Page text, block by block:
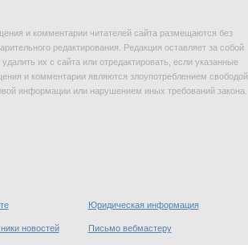
и комментарии читателей сайта размещаются без
редактирования. Редакция оставляет за собой
удалить их с сайта или отредактировать, если указанные
и комментарии являются злоупотреблением свободой
информации или нарушением иных требований закона.
Юридическая информация
новостей Письмо вебмастеру